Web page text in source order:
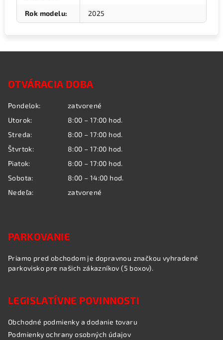
Rok modelu: 2025
OTVÁRACIA DOBA
Pondelok:
zatvorené
Utorok:
8:00 – 17:00 hod.
Streda:
8:00 – 17:00 hod.
Štvrtok:
8:00 – 17:00 hod.
Piatok:
8:00 – 17:00 hod.
Sobota:
8:00 – 14:00 hod.
Nedeľa:
zatvorené
PARKOVANIE
Priamo pred obchodom je dopravnou značkou vyhradené
parkovisko pre našich zákazníkov (5 boxov).
LEGISLATÍVNE POVINNOSTI
Obchodné podmienky a dodanie tovaru
Podmienky ochrany osobných údajov